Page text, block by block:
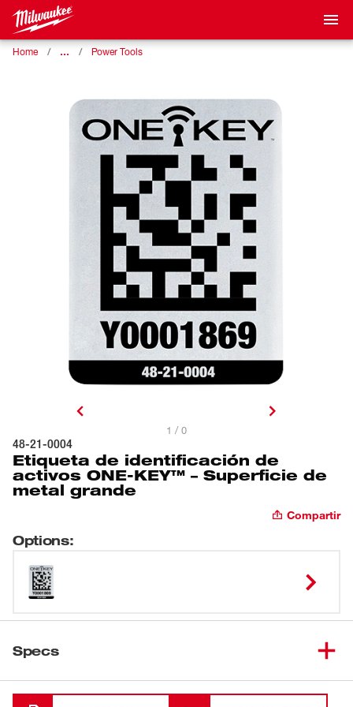
Home … Power Tools
1 / 0
48-21-0004
Etiqueta de identificación de
activos ONE-KEY™ – Superficie de
metal grande
Compartir
Options:
Specs
Cargando